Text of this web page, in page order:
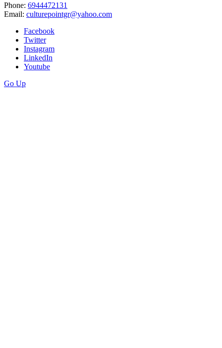
Phone: 6944472131
Email: culturepointgr@yahoo.com
Facebook
Twitter
Instagram
LinkedIn
Youtube
Go Up